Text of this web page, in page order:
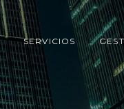
SERVICIOS